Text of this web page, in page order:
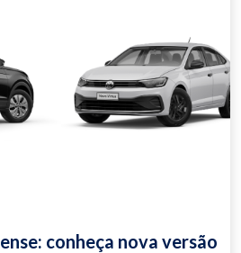
conheça nova versão